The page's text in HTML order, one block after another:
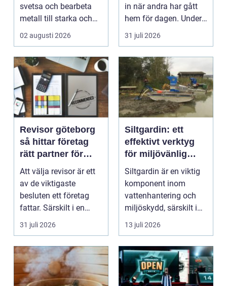
svetsa och bearbeta
metall till starka och
hållbara konstruktion...
02 augusti 2026
in när andra har gått
hem för dagen. Under
sena kvällar,...
31 juli 2026
Revisor göteborg
så hittar företag
rätt partner för
trygg tillväxt
Att välja revisor är ett
av de viktigaste
besluten ett företag
fattar. Särskilt i en
företagsintensi...
31 juli 2026
Siltgardin: ett
effektivt verktyg
för miljövänlig
vattenhantering
Siltgardin är en viktig
komponent inom
vattenhantering och
miljöskydd, särskilt i
verksamheter som i...
13 juli 2026